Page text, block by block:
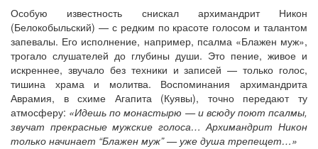
Особую известность снискал архимандрит Никон
(Белокобыльский) — с редким по красоте голосом и талантом
запевалы. Его исполнение, например, псалма «Блажен муж»,
трогало слушателей до глубины души. Это пение, живое и
искреннее, звучало без техники и записей — только голос,
тишина храма и молитва. Воспоминания архимандрита
Аврамия, в схиме Агапита (Куявы), точно передают ту
атмосферу: «Идешь по монастырю — и всюду поют псалмы,
звучат прекрасные мужские голоса… Архимандрит Никон
только начинает “Блажен муж” — уже душа трепещет…»